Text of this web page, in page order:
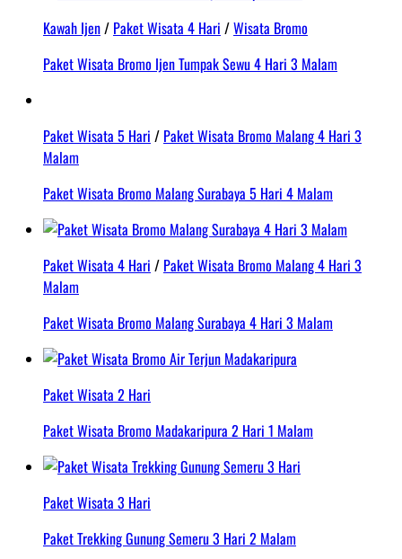
Kawah Ijen/ Paket Wisata 4 Hari /Wisata Bromo
Paket Wisata Bromo Ijen Tumpak Sewu 4 Hari 3 Malam
Paket Wisata 5 Hari / Paket Wisata Bromo Malang 4 Hari 3
Malam
Paket Wisata Bromo Malang Surabaya 5 Hari 4 Malam
Paket Wisata 4 Hari / Paket Wisata Bromo Malang 4 Hari 3
Malam
Paket Wisata Bromo Malang Surabaya 4 Hari 3 Malam
Paket Wisata 2 Hari
Paket Wisata Bromo Madakaripura 2 Hari 1 Malam
Paket Wisata 3 Hari
Paket Trekking Gunung Semeru 3 Hari 2 Malam